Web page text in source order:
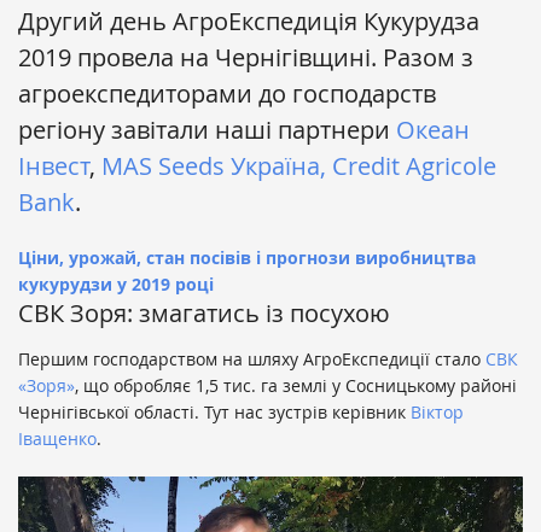
Другий день АгроЕкспедиція Кукурудза
2019 провела на Чернігівщині. Разом з
агроекспедиторами до господарств
регіону завітали наші партнери Океан
Інвест, MAS Seeds Україна, Credit Agricole
Bank.
Ціни, урожай, стан посівів і прогнози виробництва
кукурудзи у 2019 році
СВК Зоря: змагатись із посухою
Першим господарством на шляху АгроЕкспедиції стало СВК
«Зоря», що обробляє 1,5 тис. га землі у Сосницькому районі
Чернігівської області. Тут нас зустрів керівник Віктор
Іващенко.